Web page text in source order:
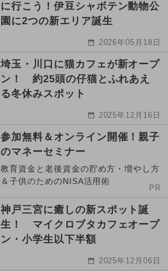
に行こう！伊豆シャボテン動物公
園に2つの新エリア誕生
2026年05月18日
埼玉・川口に猫カフェが新オープ
ン！ 約25頭の仔猫とふれあえ
る冬休みスポット
2025年12月16日
参加無料＆オンライン開催！親子
のマネーセミナー
教育資金と老後資金の貯め方・増やし方
＆子供のためのNISA活用術
PR
神戸三宮に癒しの新スポット誕
生！ マイクロブタカフェオープ
ン・小学生以下半額
2025年12月06日